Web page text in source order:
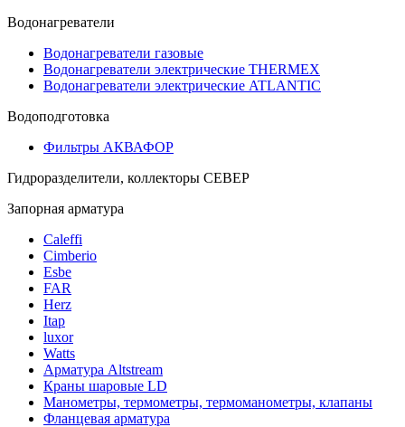
Водонагреватели
Водонагреватели газовые
Водонагреватели электрические THERMEX
Водонагреватели электрические ATLANTIC
Водоподготовка
Фильтры АКВАФОР
Гидроразделители, коллекторы СЕВЕР
Запорная арматура
Caleffi
Cimberio
Esbe
FAR
Herz
Itap
luxor
Watts
Арматура Altstream
Краны шаровые LD
Манометры, термометры, термоманометры, клапаны
Фланцевая арматура